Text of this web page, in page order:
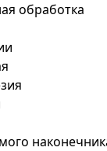
обработка